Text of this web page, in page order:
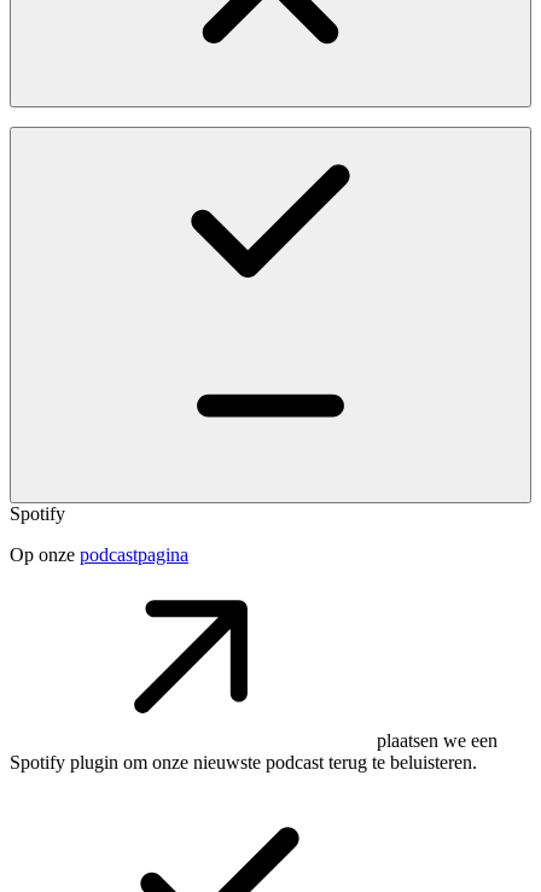
Spotify
Op onze podcastpagina
plaatsen we een
Spotify plugin om onze nieuwste podcast terug te beluisteren.